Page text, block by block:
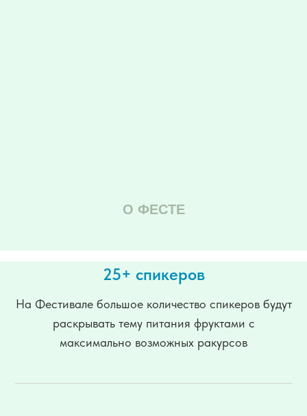
О ФЕСТЕ
25+ спикеров
На Фестивале большое количество спикеров будут
раскрывать тему питания фруктами с
максимально возможных ракурсов